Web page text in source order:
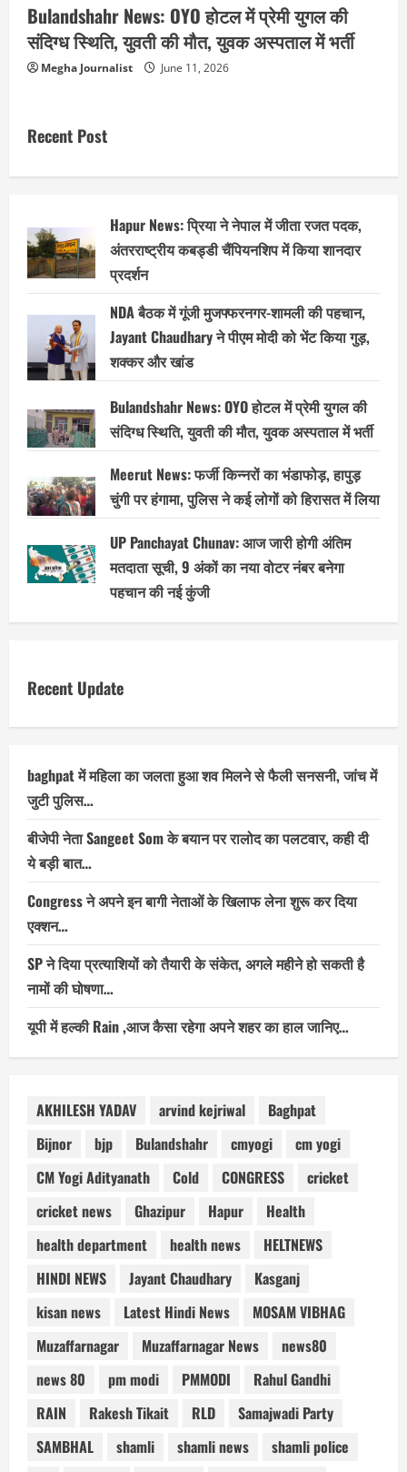
Bulandshahr News: OYO होटल में प्रेमी युगल की
संदिग्ध स्थिति, युवती की मौत, युवक अस्पताल में भर्ती
Megha Journalist June 11, 2026
Recent Post
Hapur News: प्रिया ने नेपाल में जीता रजत पदक,
अंतरराष्ट्रीय कबड्डी चैंपियनशिप में किया शानदार
प्रदर्शन
NDA बैठक में गूंजी मुजफ्फरनगर-शामली की पहचान,
Jayant Chaudhary ने पीएम मोदी को भेंट किया गुड़,
शक्कर और खांड
Bulandshahr News: OYO होटल में प्रेमी युगल की
संदिग्ध स्थिति, युवती की मौत, युवक अस्पताल में भर्ती
Meerut News: फर्जी किन्नरों का भंडाफोड़, हापुड़
चुंगी पर हंगामा, पुलिस ने कई लोगों को हिरासत में लिया
UP Panchayat Chunav: आज जारी होगी अंतिम
मतदाता सूची, 9 अंकों का नया वोटर नंबर बनेगा
पहचान की नई कुंजी
Recent Update
baghpat में महिला का जलता हुआ शव मिलने से फैली सनसनी, जांच में
जुटी पुलिस…
बीजेपी नेता Sangeet Som के बयान पर रालोद का पलटवार, कही दी
ये बड़ी बात…
Congress ने अपने इन बागी नेताओं के खिलाफ लेना शुरू कर दिया
एक्शन…
SP ने दिया प्रत्याशियों को तैयारी के संकेत, अगले महीने हो सकती है
नामों की घोषणा…
यूपी में हल्की Rain ,आज कैसा रहेगा अपने शहर का हाल जानिए…
AKHILESH YADAV arvind kejriwal
Baghpat
Bijnor
bjp Bulandshahr cmyogi
cm yogi
CM Yogi Adityanath
Cold CONGRESS
cricket
cricket news
Ghazipur Hapur
Health
health department
health news
HELTNEWS
HINDI NEWS
Jayant Chaudhary
Kasganj
kisan news
Latest Hindi News
MOSAM VIBHAG
Muzaffarnagar
Muzaffarnagar News
news80
news 80
pm modi PMMODI
Rahul Gandhi
RAIN
Rakesh Tikait RLD
Samajwadi Party
SAMBHAL
shamli shamli news
shamli police